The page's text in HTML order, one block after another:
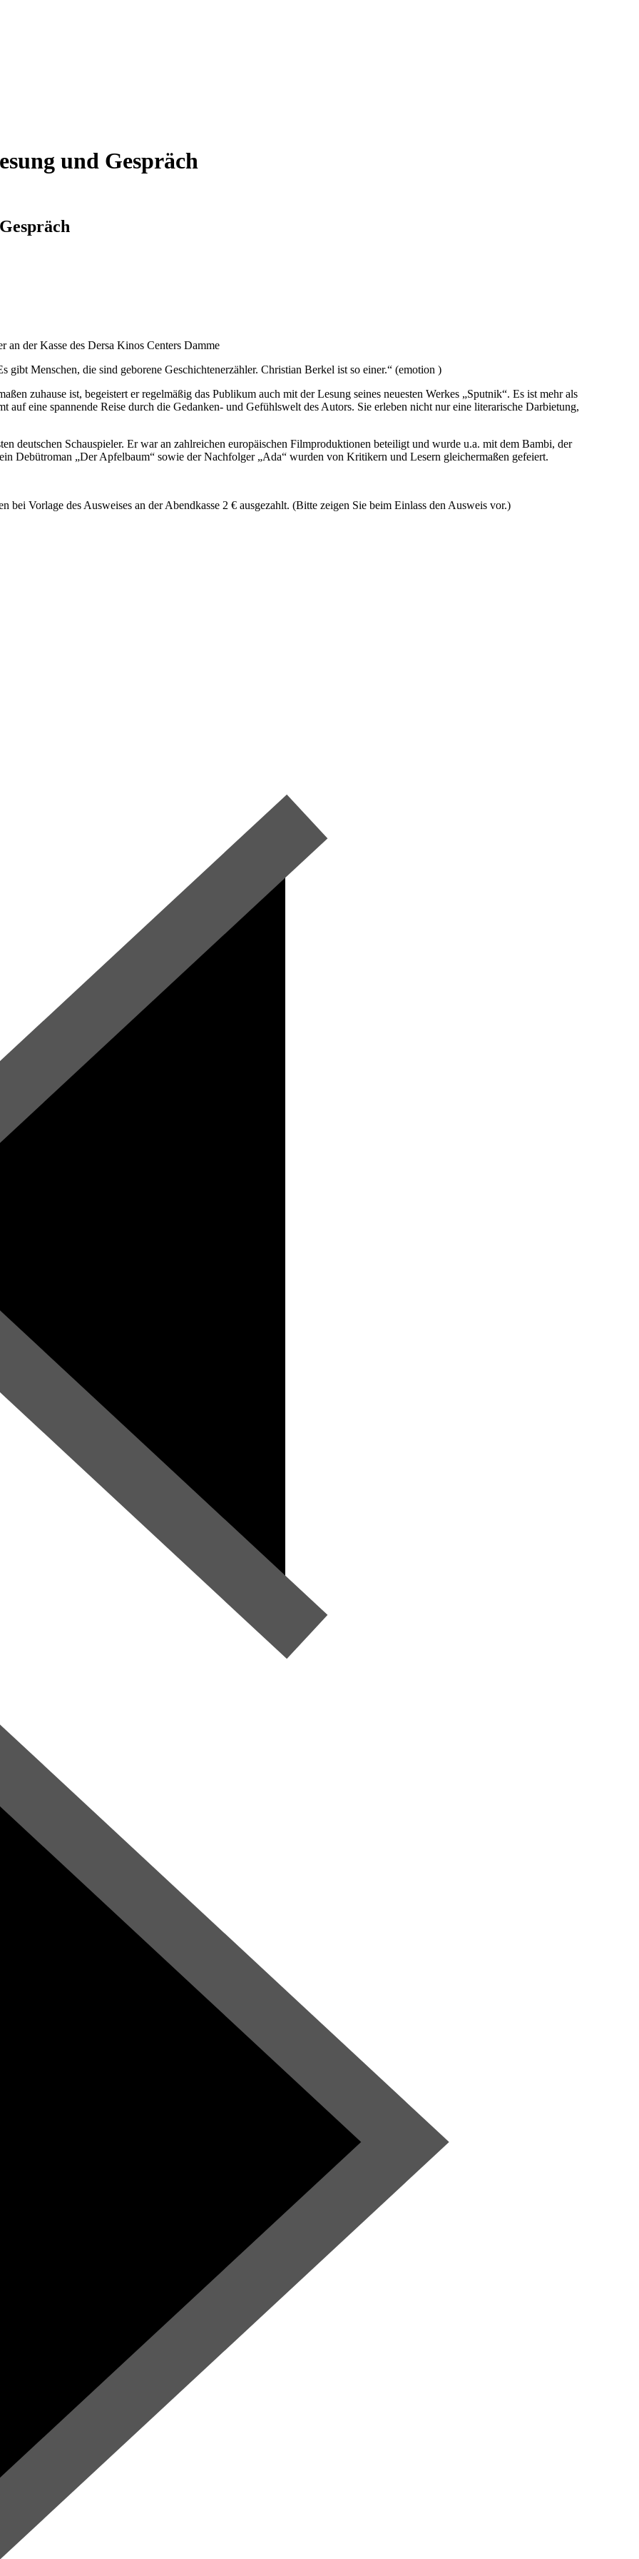
und Gespräch
an der Kasse des Dersa Kinos Centers Damme
Menschen, die sind geborene Geschichtenerzähler. Christian Berkel ist so einer.“ (emotion )
zuhause ist, begeistert er regelmäßig das Publikum auch mit der Lesung seines neuesten Werkes „Sputnik“. Es ist mehr als
eine spannende Reise durch die Gedanken- und Gefühlswelt des Autors. Sie erleben nicht nur eine literarische Darbietung,
deutschen Schauspieler. Er war an zahlreichen europäischen Filmproduktionen beteiligt und wurde u.a. mit dem Bambi, der
Debütroman „Der Apfelbaum“ sowie der Nachfolger „Ada“ wurden von Kritikern und Lesern gleichermaßen gefeiert.
Vorlage des Ausweises an der Abendkasse 2 € ausgezahlt. (Bitte zeigen Sie beim Einlass den Ausweis vor.)